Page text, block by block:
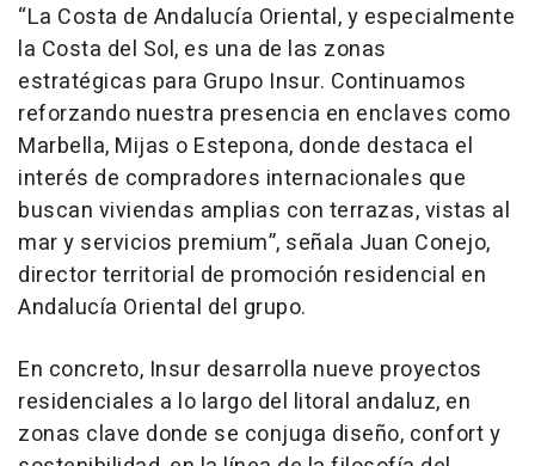
“La Costa de Andalucía Oriental, y especialmente
la Costa del Sol, es una de las zonas
estratégicas para Grupo Insur. Continuamos
reforzando nuestra presencia en enclaves como
Marbella, Mijas o Estepona, donde destaca el
interés de compradores internacionales que
buscan viviendas amplias con terrazas, vistas al
mar y servicios premium”, señala Juan Conejo,
director territorial de promoción residencial en
Andalucía Oriental del grupo.
En concreto, Insur desarrolla nueve proyectos
residenciales a lo largo del litoral andaluz, en
zonas clave donde se conjuga diseño, confort y